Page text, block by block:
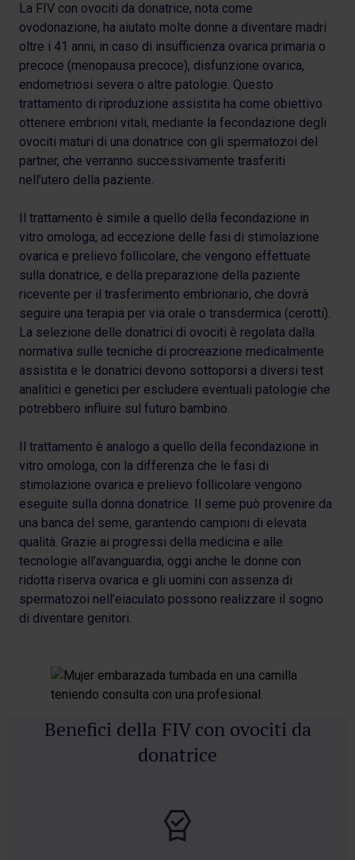
La FIV con ovociti da donatrice, nota come
ovodonazione, ha aiutato molte donne a diventare madri
oltre i 41 anni, in caso di insufficienza ovarica primaria o
precoce (menopausa precoce), disfunzione ovarica,
endometriosi severa o altre patologie. Questo
trattamento di riproduzione assistita ha come obiettivo
ottenere embrioni vitali, mediante la fecondazione degli
ovociti maturi di una donatrice con gli spermatozoi del
partner, che verranno successivamente trasferiti
nell’utero della paziente.
Il trattamento è simile a quello della fecondazione in
vitro omologa, ad eccezione delle fasi di stimolazione
ovarica e prelievo follicolare, che vengono effettuate
sulla donatrice, e della preparazione della paziente
ricevente per il trasferimento embrionario, che dovrà
seguire una terapia per via orale o transdermica (cerotti).
La selezione delle donatrici di ovociti è regolata dalla
normativa sulle tecniche di procreazione medicalmente
assistita e le donatrici devono sottoporsi a diversi test
analitici e genetici per escludere eventuali patologie che
potrebbero influire sul futuro bambino.
Il trattamento è analogo a quello della fecondazione in
vitro omologa, con la differenza che le fasi di
stimolazione ovarica e prelievo follicolare vengono
eseguite sulla donna donatrice. Il seme può provenire da
una banca del seme, garantendo campioni di elevata
qualità. Grazie ai progressi della medicina e alle
tecnologie all’avanguardia, oggi anche le donne con
ridotta riserva ovarica e gli uomini con assenza di
spermatozoi nell’eiaculato possono realizzare il sogno
di diventare genitori.
Benefici della FIV con ovociti da
donatrice